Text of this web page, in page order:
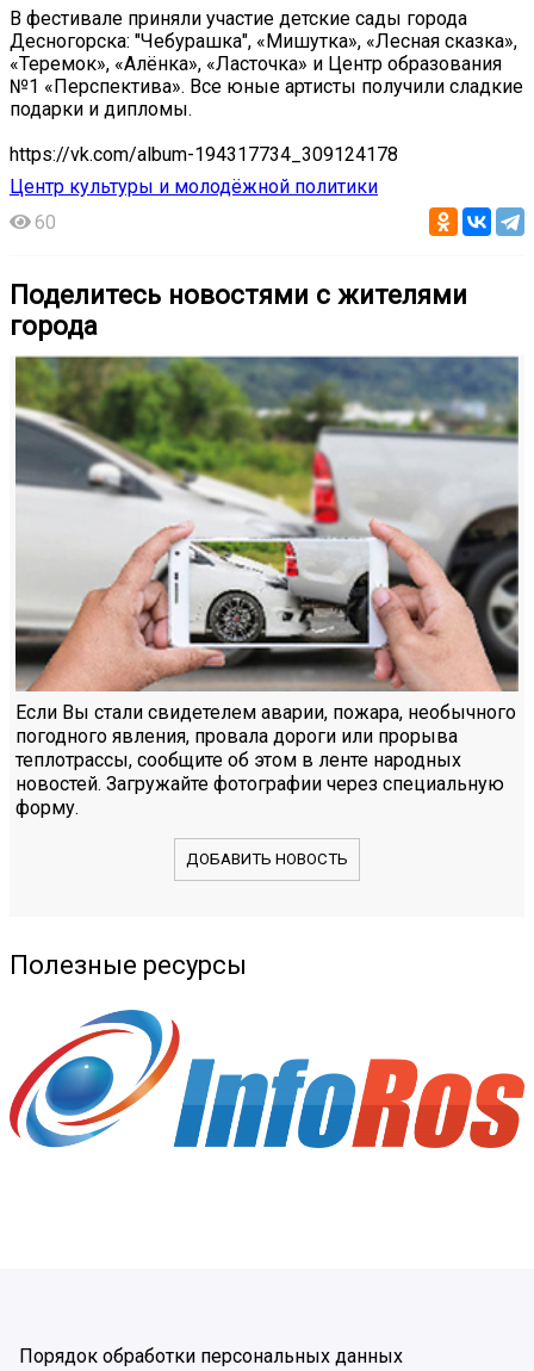
В фестивале приняли участие детские сады города
Десногорска: "Чебурашка", «Мишутка», «Лесная сказка»,
«Теремок», «Алёнка», «Ласточка» и Центр образования
№1 «Перспектива». Все юные артисты получили сладкие
подарки и дипломы.
https://vk.com/album-194317734_309124178
Центр культуры и молодёжной политики
60
Поделитесь новостями с жителями
города
Если Вы стали свидетелем аварии, пожара, необычного
погодного явления, провала дороги или прорыва
теплотрассы, сообщите об этом в ленте народных
новостей. Загружайте фотографии через специальную
форму.
ДОБАВИТЬ НОВОСТЬ
Полезные ресурсы
Порядок обработки персональных данных